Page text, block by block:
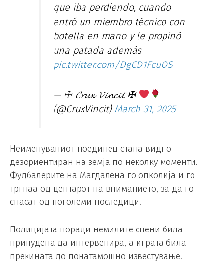
que iba perdiendo, cuando
entró un miembro técnico con
botella en mano y le propinó
una patada además
pic.twitter.com/DgCD1FcuOS
— ☩ 𝓒𝓻𝓾𝔁 𝓥𝓲𝓷𝓬𝓲𝓽 ✠
(@CruxVincit) March 31, 2025
Неименуваниот поединец стана видно
дезориентиран на земја по неколку моменти.
Фудбалерите на Магдалена го опколија и го
тргнаа од центарот на вниманието, за да го
спасат од поголеми последици.
Полицијата поради немилите сцени била
принудена да интервенира, а играта била
прекината до понатамошно известување.